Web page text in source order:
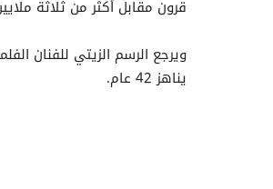
قرون مقابل أكثر من ثلاثة
يناهز 42 عام.